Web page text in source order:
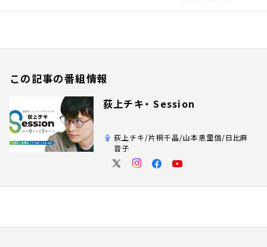
この記事の番組情報
荻上チキ・ Session
荻上チキ/片桐千晶/山本恵里伽/日比麻
音子